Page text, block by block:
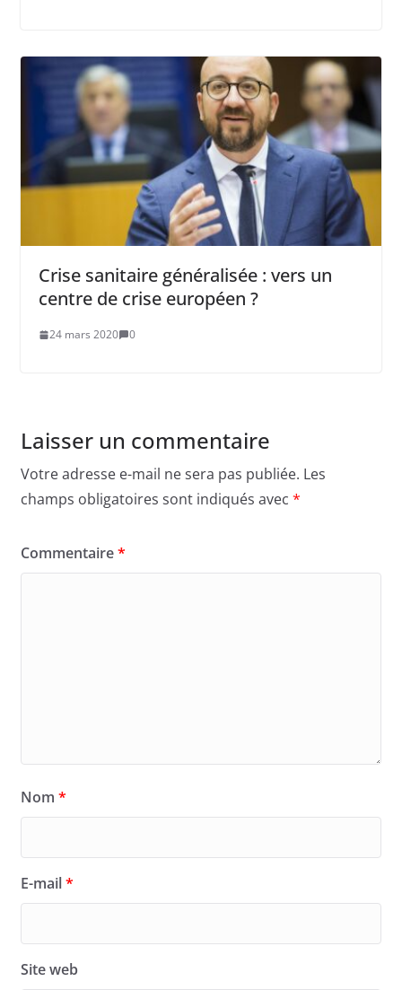
Crise sanitaire généralisée : vers un
centre de crise européen ?
24 mars 2020 0
Laisser un commentaire
Votre adresse e-mail ne sera pas publiée. Les
champs obligatoires sont indiqués avec *
Commentaire*
Nom *
E-mail*
Site web